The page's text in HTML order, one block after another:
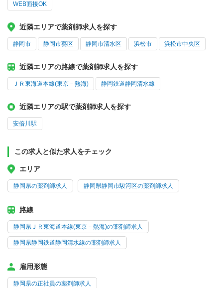
WEB面接OK
近隣エリアで薬剤師求人を探す
静岡市 静岡市葵区 静岡市清水区 浜松市 浜松市中央区
近隣エリアの路線で薬剤師求人を探す
ＪＲ東海道本線(東京－熱海) 静岡鉄道静岡清水線
近隣エリアの駅で薬剤師求人を探す
安倍川駅
この求人と似た求人をチェック
エリア
静岡県の薬剤師求人 静岡県静岡市駿河区の薬剤師求人
路線
静岡県ＪＲ東海道本線(東京－熱海)の薬剤師求人
静岡県静岡鉄道静岡清水線の薬剤師求人
雇用形態
静岡県の正社員の薬剤師求人